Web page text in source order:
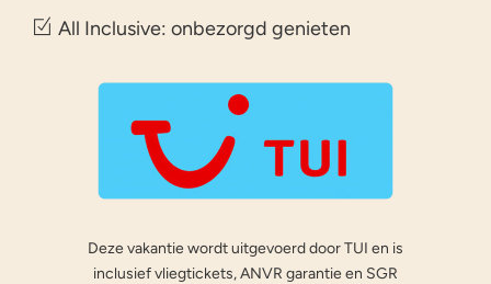
All Inclusive: onbezorgd genieten
Deze vakantie wordt uitgevoerd door TUI en is
inclusief vliegtickets, ANVR garantie en SGR